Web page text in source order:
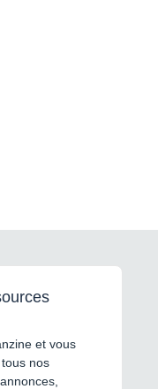
et vous
nos